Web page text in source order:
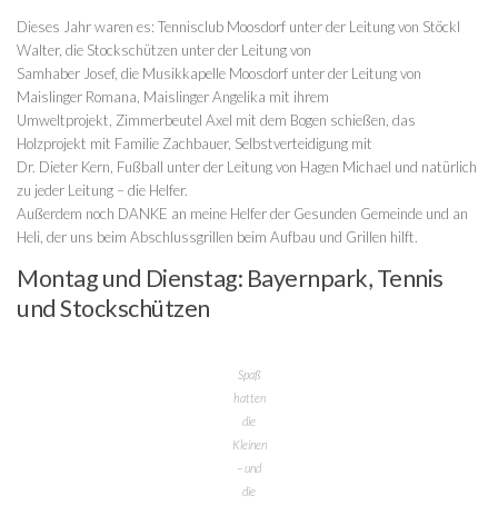
Dieses Jahr waren es: Tennisclub Moosdorf unter der Leitung von Stöckl
Walter, die Stockschützen unter der Leitung von
Samhaber Josef, die Musikkapelle Moosdorf unter der Leitung von
Maislinger Romana, Maislinger Angelika mit ihrem
Umweltprojekt, Zimmerbeutel Axel mit dem Bogen schießen, das
Holzprojekt mit Familie Zachbauer, Selbstverteidigung mit
Dr. Dieter Kern, Fußball unter der Leitung von Hagen Michael und natürlich
zu jeder Leitung – die Helfer.
Außerdem noch DANKE an meine Helfer der Gesunden Gemeinde und an
Heli, der uns beim Abschlussgrillen beim Aufbau und Grillen hilft.
Montag und Dienstag: Bayernpark, Tennis
und Stockschützen
Spaß
hatten
die
Kleinen
– und
die